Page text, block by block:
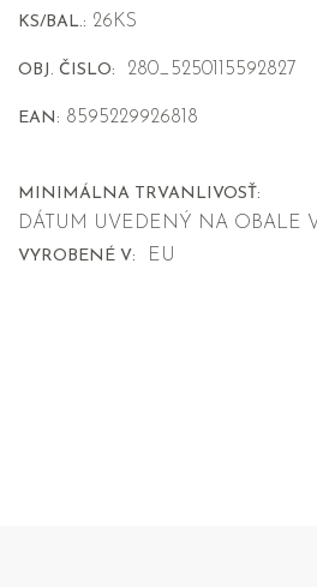
KS/BAL.: 26KS
OBJ. ČISLO: 280_5250115592827
EAN: 8595229926818
MINIMÁLNA TRVANLIVOSŤ:
DÁTUM UVEDENÝ NA OBALE
VYROBENÉ V: EU